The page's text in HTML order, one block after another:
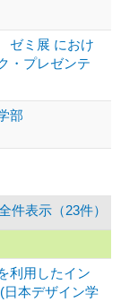
ゼミ展 におけ
・プレゼンテ
部
件表示（23件）
利用したイン
日本デザイン学